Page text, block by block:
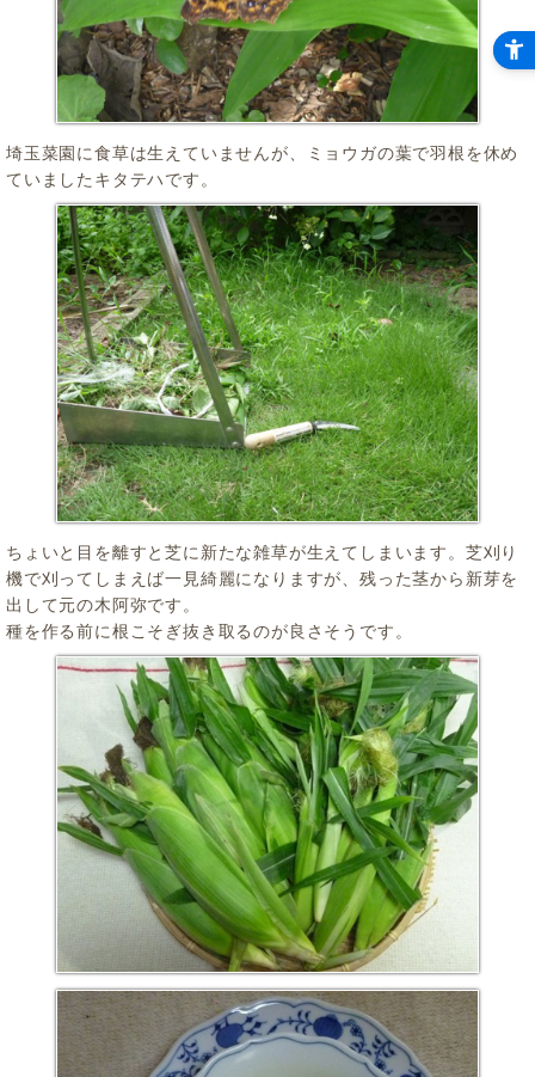
埼玉菜園に食草は生えていませんが、ミョウガの葉で羽根を休め
ていましたキタテハです。
ちょいと目を離すと芝に新たな雑草が生えてしまいます。芝刈り
機で刈ってしまえば一見綺麗になりますが、残った茎から新芽を
出して元の木阿弥です。
種を作る前に根こそぎ抜き取るのが良さそうです。